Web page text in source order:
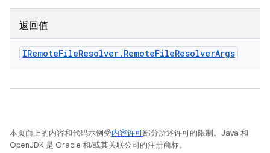
返回值
IRemoteFileResolver. RemoteFileResolverArgs
本页面上的内容和代码示例受内容许可部分所述许可的限制。Java 和
OpenJDK 是 Oracle 和/或其关联公司的注册商标。